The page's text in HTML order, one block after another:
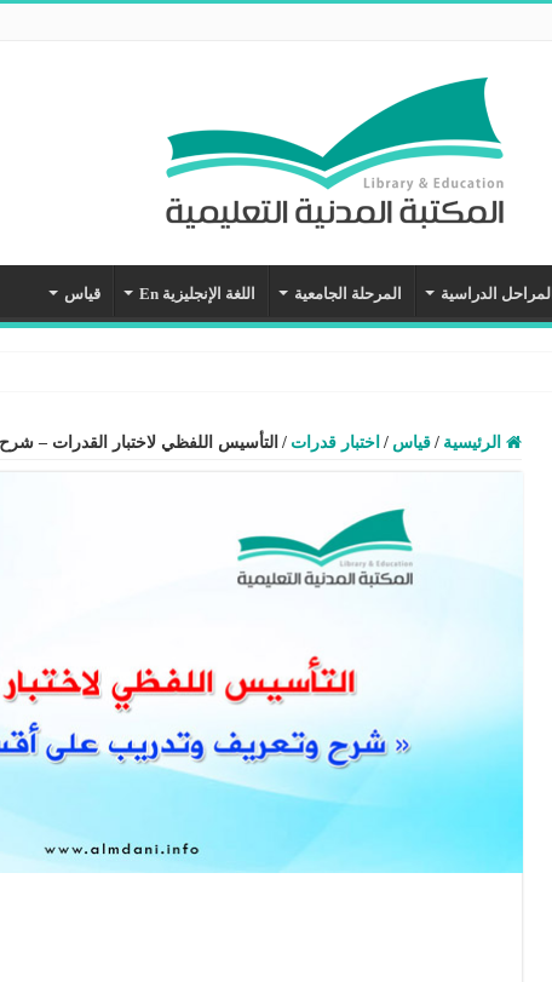
المراحل الدراسية المرحلة الجامعية اللغة الإنجليزية En قياس
الرئيسية / قياس / اختبار قدرات / التأسيس اللفظي لاختبار القدرات –